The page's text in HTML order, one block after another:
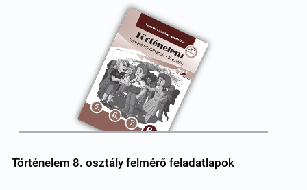
Történelem 8. osztály felmérő feladatlapok